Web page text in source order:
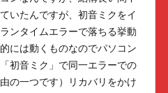
いたんですが、初音ミクをイ
ンタイムエラーで落ちる挙動
には動くものなのでパソコン
初音ミク」で同一エラーでの
の一つです）リカバリをかけ